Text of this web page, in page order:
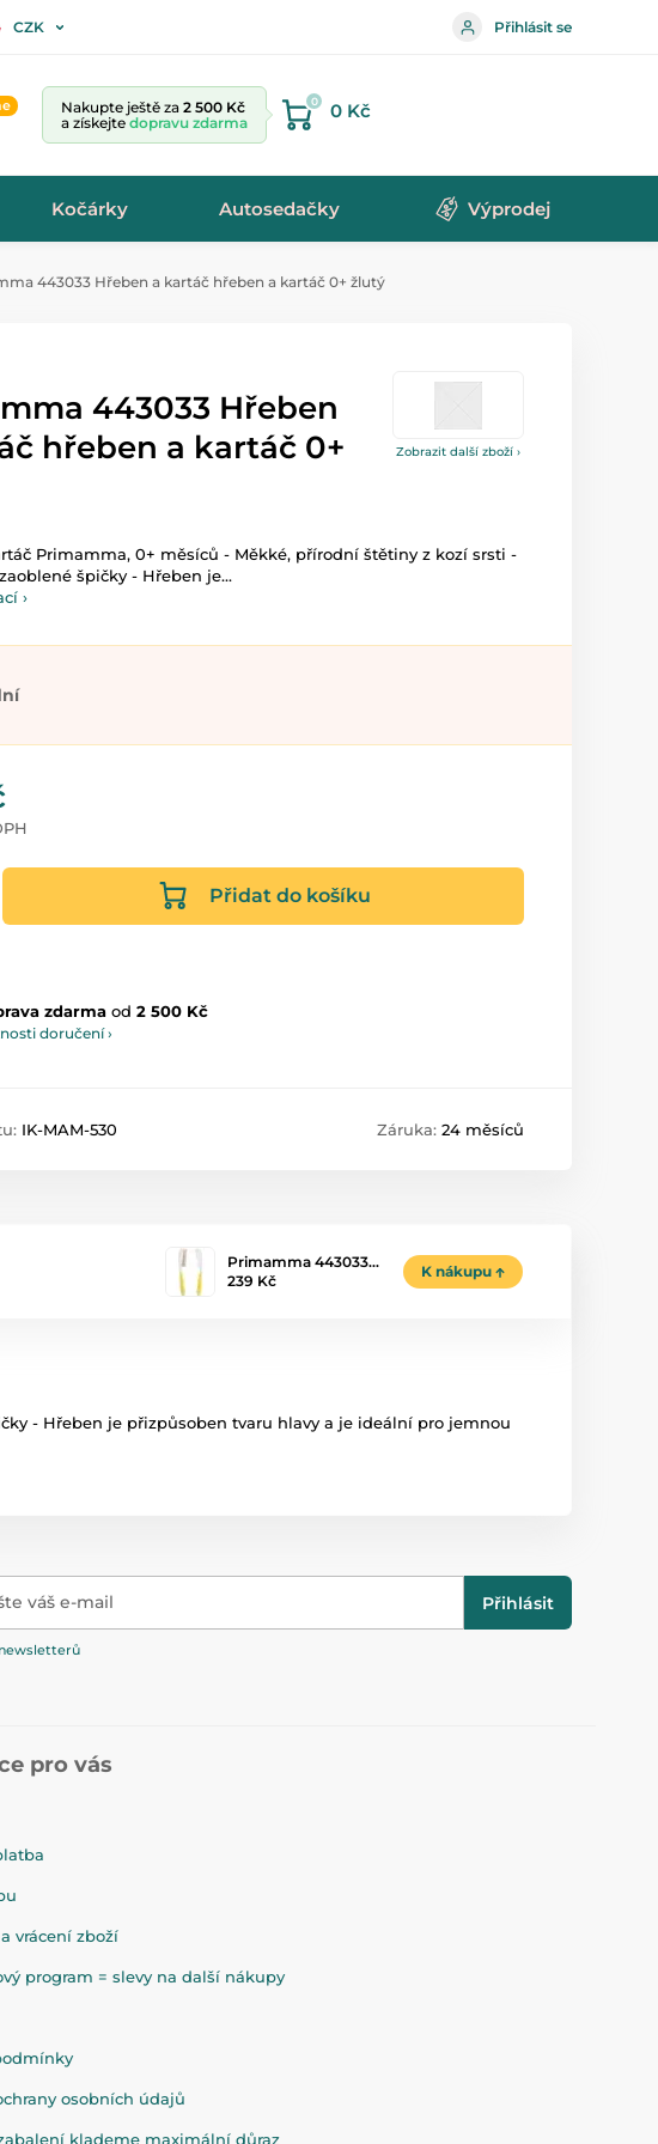
CZK Přihlásit se
Nakupte ještě za 2 500 Kč
a získejte dopravu zdarma
0 0 Kč
Kočárky Autosedačky Výprodej
443033 Hřeben a kartáč hřeben a kartáč 0+ žlutý
Zobrazit další zboží ›
443033 Hřeben
hřeben a kartáč 0+
Primamma, 0+ měsíců - Měkké, přírodní štětiny z kozí srsti -
špičky - Hřeben je...
›
Přidat do košíku
zdarma od 2 500 Kč
doručení ›
IK-MAM-530 Záruka: 24 měsíců
Primamma 443033…
239 Kč
K nákupu
- Hřeben je přizpůsoben tvaru hlavy a je ideální pro jemnou
váš e-mail Přihlásit
pro vás
vrácení zboží
program = slevy na další nákupy
osobních údajů
klademe maximální důraz